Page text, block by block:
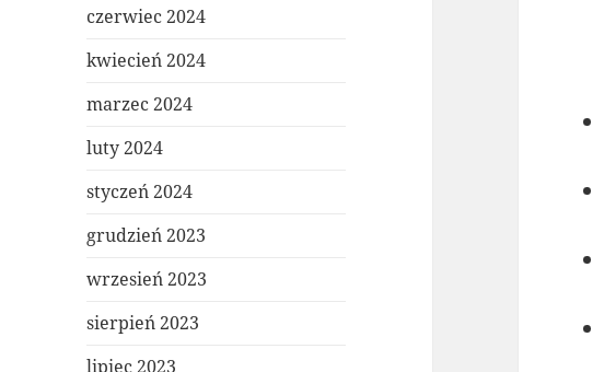
czerwiec 2024
kwiecień 2024
marzec 2024
luty 2024
styczeń 2024
grudzień 2023
wrzesień 2023
sierpień 2023
lipiec 2023